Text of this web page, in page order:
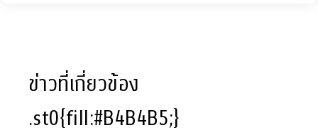
ข่าวที่เกี่ยวข้อง
.st0{fill:#B4B4B5;}